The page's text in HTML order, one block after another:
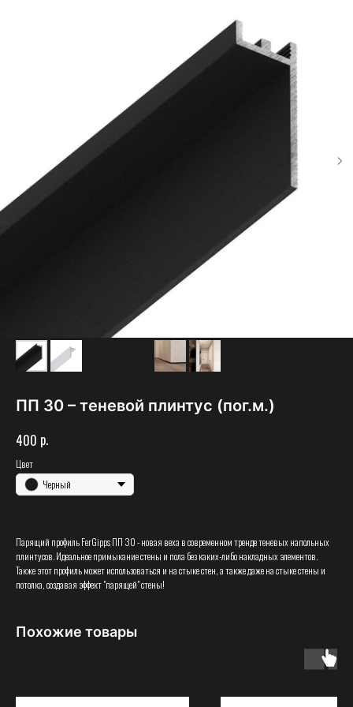
ПП 30 – теневой плинтус (пог.м.)
400 р.
Цвет
Черный
Парящий профиль FerGipps ПП 30 - новая веха в современном тренде теневых напольных
плинтусов. Идеальное примыкание стены и пола без каких-либо накладных элементов.
Также этот профиль может использоваться и на стыке стен, а также даже на стыке стены и
потолка, создавая эффект "парящей" стены!
Похожие товары